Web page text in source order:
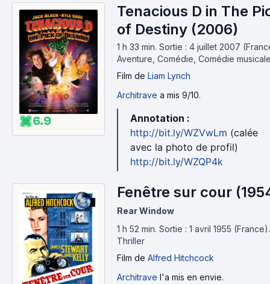
Il faut, pour une bonne photo de couverture :
- une photographie du film parfaite
- pas d'élément important en bas à gauche de
l'image
- une scène sans de grands mouvements de caméra
- en gros, que la scène ressemble à une photo ou un
tableau
- si possible un regard caméra
- une image de film qui ait du sens ou de l'émotion.
La twingo rouge qui passe à la 53ème minute
derrière les personnages, on s'en fout.
ATTENTION AUX SPOILERS
ATTENTION AUX SPOILERS
ATTENTION AUX SPOILERS
6.9
Tenacious D in The
of Destiny (2006)
1 h 33 min. Sortie : 4 juillet 2007
Aventure, Comédie, Comédie
Film de Liam Lynch
Architrave a mis 9/10.
Annotation :
http://bit.ly/WZVwLm (calée
avec la photo de profil)
http://bit.ly/WZQP4k
Fenêtre sur cour
Rear Window
1 h 52 min. Sortie : 1 avril 1955 (France).
Thriller
Film de Alfred Hitchcock
Architrave l'a mis en envie.